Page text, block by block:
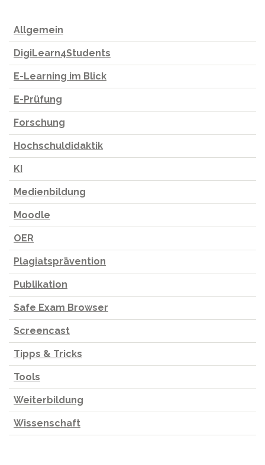
Allgemein
DigiLearn4Students
E-Learning im Blick
E-Prüfung
Forschung
Hochschuldidaktik
KI
Medienbildung
Moodle
OER
Plagiatsprävention
Publikation
Safe Exam Browser
Screencast
Tipps & Tricks
Tools
Weiterbildung
Wissenschaft